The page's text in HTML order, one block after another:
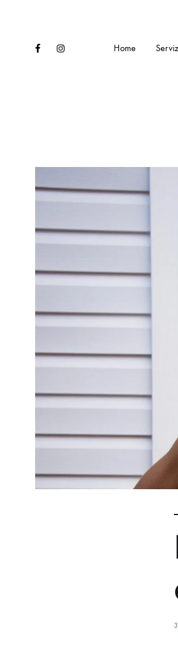
FacebookInstagram Home